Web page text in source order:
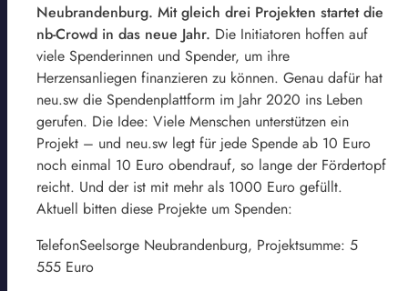
Neubrandenburg. Mit gleich drei Projekten startet die
nb-Crowd in das neue Jahr. Die Initiatoren hoffen auf
viele Spenderinnen und Spender, um ihre
Herzensanliegen finanzieren zu können. Genau dafür hat
neu.sw die Spendenplattform im Jahr 2020 ins Leben
gerufen. Die Idee: Viele Menschen unterstützen ein
Projekt – und neu.sw legt für jede Spende ab 10 Euro
noch einmal 10 Euro obendrauf, so lange der Fördertopf
reicht. Und der ist mit mehr als 1000 Euro gefüllt.
Aktuell bitten diese Projekte um Spenden:
TelefonSeelsorge Neubrandenburg, Projektsumme: 5
555 Euro